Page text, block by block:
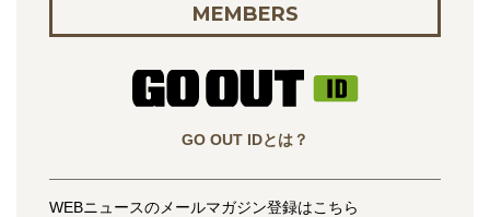
MEMBERS
GO OUT IDとは？
WEBニュースのメールマガジン登録はこちら